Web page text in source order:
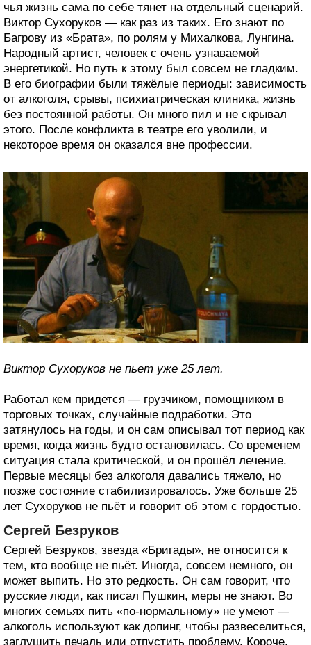
чья жизнь сама по себе тянет на отдельный сценарий.
Виктор Сухоруков — как раз из таких. Его знают по
Багрову из «Брата», по ролям у Михалкова, Лунгина.
Народный артист, человек с очень узнаваемой
энергетикой. Но путь к этому был совсем не гладким.
В его биографии были тяжёлые периоды: зависимость
от алкоголя, срывы, психиатрическая клиника, жизнь
без постоянной работы. Он много пил и не скрывал
этого. После конфликта в театре его уволили, и
некоторое время он оказался вне профессии.
Виктор Сухоруков не пьет уже 25 лет.
Работал кем придется — грузчиком, помощником в
торговых точках, случайные подработки. Это
затянулось на годы, и он сам описывал тот период как
время, когда жизнь будто остановилась. Со временем
ситуация стала критической, и он прошёл лечение.
Первые месяцы без алкоголя давались тяжело, но
позже состояние стабилизировалось. Уже больше 25
лет Сухоруков не пьёт и говорит об этом с гордостью.
Сергей Безруков
Сергей Безруков, звезда «Бригады», не относится к
тем, кто вообще не пьёт. Иногда, совсем немного, он
может выпить. Но это редкость. Он сам говорит, что
русские люди, как писал Пушкин, меры не знают. Во
многих семьях пить «по-нормальному» не умеют —
алкоголь используют как допинг, чтобы развеселиться,
заглушить печаль или отпустить проблему. Короче,